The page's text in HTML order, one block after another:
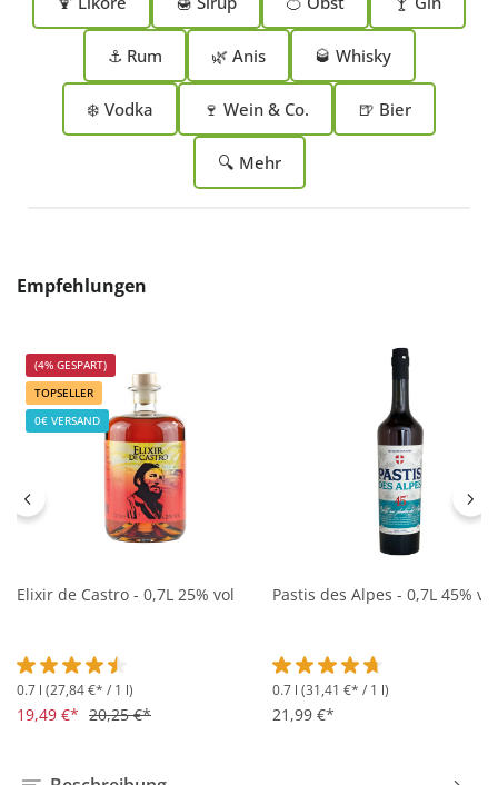
⚓ Rum 🌿 Anis 🥃 Whisky
❄️ Vodka 🍷 Wein & Co. 🍺 Bier
🔍 Mehr
Produktgalerie überspringen
Empfehlungen
(4% GESPART)
TOPSELLER
0€ VERSAND
Elixir de Castro - 0,7L 25% vol
Durchschnittliche Bewertung von 4.5 von 5 Sternen
0.7 l (27,84 €* / 1 l)
19,49 €* 20,25 €*
Pastis des Alpes - 0,7L 45% vol
Durchschnittliche
0.7 l (31,41 €* / 1 l)
21,99 €*